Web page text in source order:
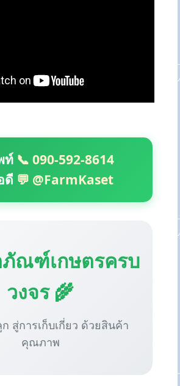
ท์ 📞 090-592-8614
ดี 💬 @FarmKaset
ภัณฑ์เกษตรครบ
วงจร 🌾
สู่การเก็บเกี่ยว ด้วยสินค้า
คุณภาพ